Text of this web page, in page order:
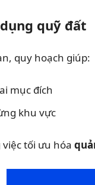
quỹ đất
quy hoạch giúp:
mục đích
khu vực
tối ưu hóa